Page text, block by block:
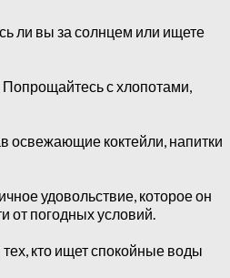
ли вы за солнцем или ищете
с хлопотами,
освежающие коктейли, напитки
удовольствие, которое он
от погодных условий.
кто ищет спокойные воды